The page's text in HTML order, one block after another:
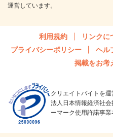
運営しています。
利用規約 リンクに
プライバシーポリシー
ヘル
掲載をお考
クリエイトバイトを
法人日本情報経済社
ーマーク使用許諾事業